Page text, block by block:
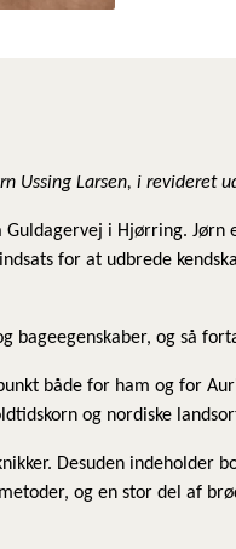
Ussing Larsen, i revideret
i Hjørring.
for at udbrede
bageegenskaber, og så
både for ham og for
og nordiske
Desuden indeholder
og en stor del af